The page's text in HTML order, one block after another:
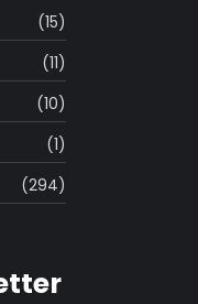
(15)
(11)
(10)
(1)
(294)